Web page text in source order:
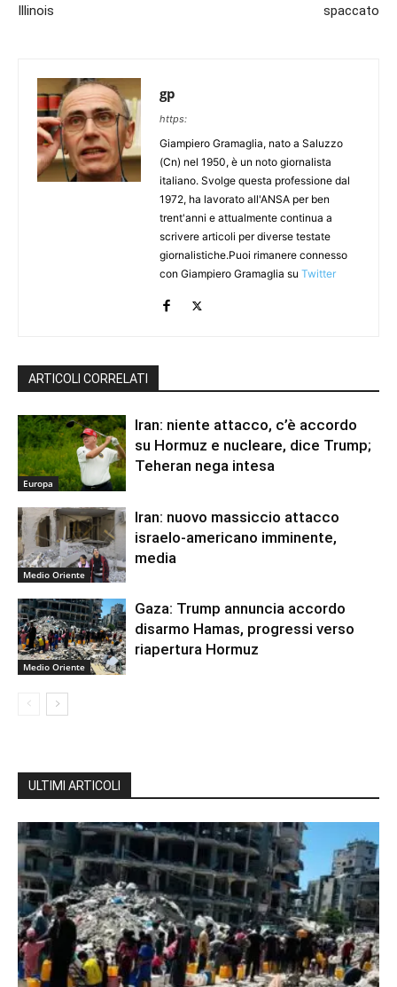
Illinois
spaccato
gp
https:
Giampiero Gramaglia, nato a Saluzzo
(Cn) nel 1950, è un noto giornalista
italiano. Svolge questa professione dal
1972, ha lavorato all'ANSA per ben
trent'anni e attualmente continua a
scrivere articoli per diverse testate
giornalistiche.Puoi rimanere connesso
con Giampiero Gramaglia su Twitter
ARTICOLI CORRELATI
Europa
Iran: niente attacco, c’è accordo
su Hormuz e nucleare, dice Trump;
Teheran nega intesa
Medio Oriente
Iran: nuovo massiccio attacco
israelo-americano imminente,
media
Medio Oriente
Gaza: Trump annuncia accordo
disarmo Hamas, progressi verso
riapertura Hormuz
ULTIMI ARTICOLI